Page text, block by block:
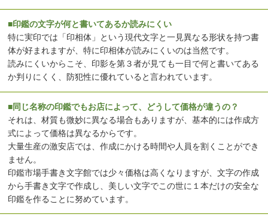
■印鑑の文字が何と書いてあるか読みにくい
特に実印では「印相体」という現代文字と一見異なる形状を持つ書
体が好まれますが、特に印相体が読みにくいのは当然です。
読みにくいからこそ、印影を第３者が見ても一目で何と書いてある
か判りにくく、防犯性に優れていると言われています。
■同じ名称の印鑑でもお店によって、どうして価格が違うの？
それは、材質も微妙に異なる場合もありますが、基本的には作成方
式によって価格は異なるからです。
大量生産の激安店では、作成にかける時間や人員を割くことができ
ません。
印鑑市場手書き文字館では少々価格は高くなりますが、文字の作成
から手書き文字で作成し、美しい文字でこの世に１本だけの安全な
印鑑を作ることに努めています。